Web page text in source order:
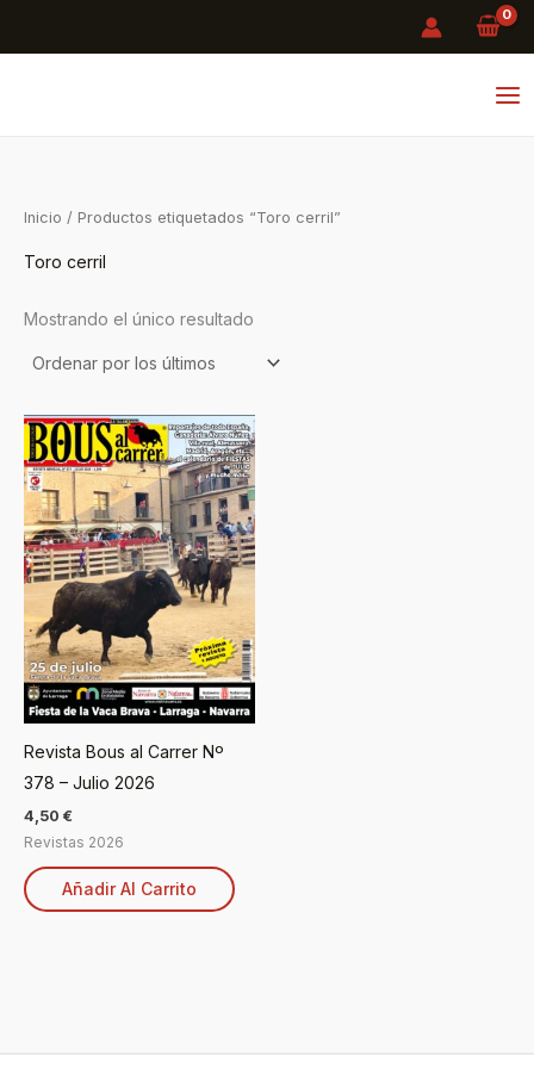
Inicio / Productos etiquetados “Toro cerril”
Toro cerril
Mostrando el único resultado
Revista Bous al Carrer Nº
378 – Julio 2026
4,50 €
Revistas 2026
Añadir Al Carrito